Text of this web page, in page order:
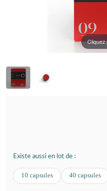
Cliquez
Existe aussi en lot de :
10 capsules 40 capsules